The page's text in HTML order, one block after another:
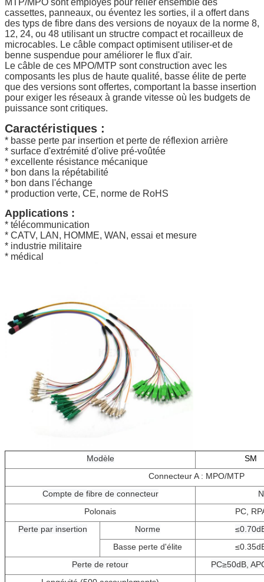
cassettes, panneaux, ou éventez les sorties, il a offert dans
des typs de fibre dans des versions de noyaux de la norme 8,
12, 24, ou 48 utilisant un structre compact et rocailleux de
microcables. Le câble compact optimisent utiliser-et de
benne suspendue pour améliorer le flux d'air.
Le câble de ces MPO/MTP sont construction avec les
composants les plus de haute qualité, basse élite de perte
que des versions sont offertes, comportant la basse insertion
pour exiger les réseaux à grande vitesse où les budgets de
puissance sont critiques.
Caractéristiques :
* basse perte par insertion et perte de réflexion arrière
* surface d'extrémité d'olive pré-voûtée
* excellente résistance mécanique
* bon dans la répétabilité
* bon dans l'échange
* production verte, CE, norme de RoHS
Applications :
* télécommunication
* CATV, LAN, HOMME, WAN, essai et mesure
* industrie militaire
* médical
Modèle
SM
Connecteur A : MPO/MTP
Compte de fibre de connecteur
Polonais
PC,
Perte par insertion
Norme
Basse perte d'élite
Perte de retour
PC≥50dB,